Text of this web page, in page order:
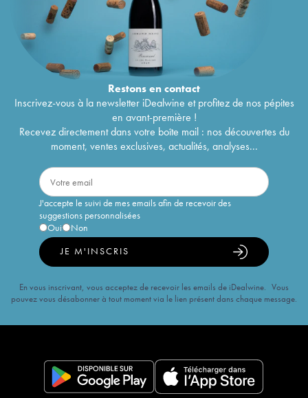
Restons encontact
Inscrivez-vous à la newsletter iDealwine et profitez de nos pépites
en avant-première !
Recevez directement dans votre boîte mail : nos découvertes du
moment, ventes exclusives, actualités, analyses...
J'accepte le suivi de mes emails afin de recevoir des
suggestions personnalisées
Oui
Non
JE M'INSCRIS
En vous inscrivant, vous acceptez de recevoir les emails de iDealwine. Vous
pouvez vous désabonner à tout moment via le lien présent dans chaque message.